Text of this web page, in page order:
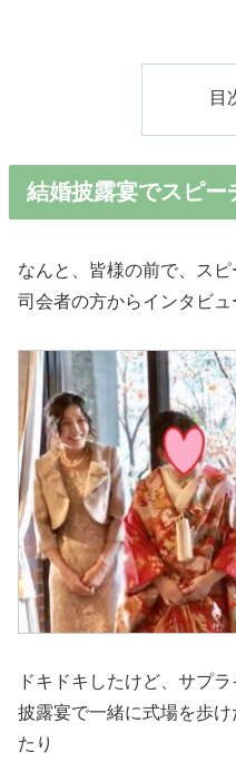
目
結婚披露宴でスピー
なんと、皆様の前で、ス
司会者の方からインタビュ
ドキドキしたけど、サプ
披露宴で一緒に式場を歩
たり